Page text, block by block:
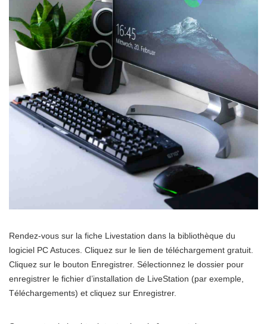
Rendez-vous sur la fiche Livestation dans la bibliothèque du
logiciel PC Astuces. Cliquez sur le lien de téléchargement gratuit.
Cliquez sur le bouton Enregistrer. Sélectionnez le dossier pour
enregistrer le fichier d’installation de LiveStation (par exemple,
Téléchargements) et cliquez sur Enregistrer.